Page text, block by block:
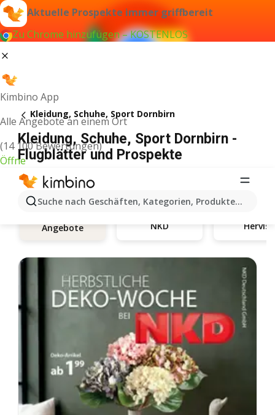
Aktuelle Prospekte immer griffbereit
Zu Chrome hinzufügen – KOSTENLOS
Kimbino App
Alle Angebote an einem Ort
(14 100 Bewertungen)
Öffne
Suche nach Geschäften, Kategorien, Produkten...
Kleidung, Schuhe, Sport Dornbirn
Kleidung, Schuhe, Sport Dornbirn -
Flugblätter und Prospekte
Angebote NKD Hervis